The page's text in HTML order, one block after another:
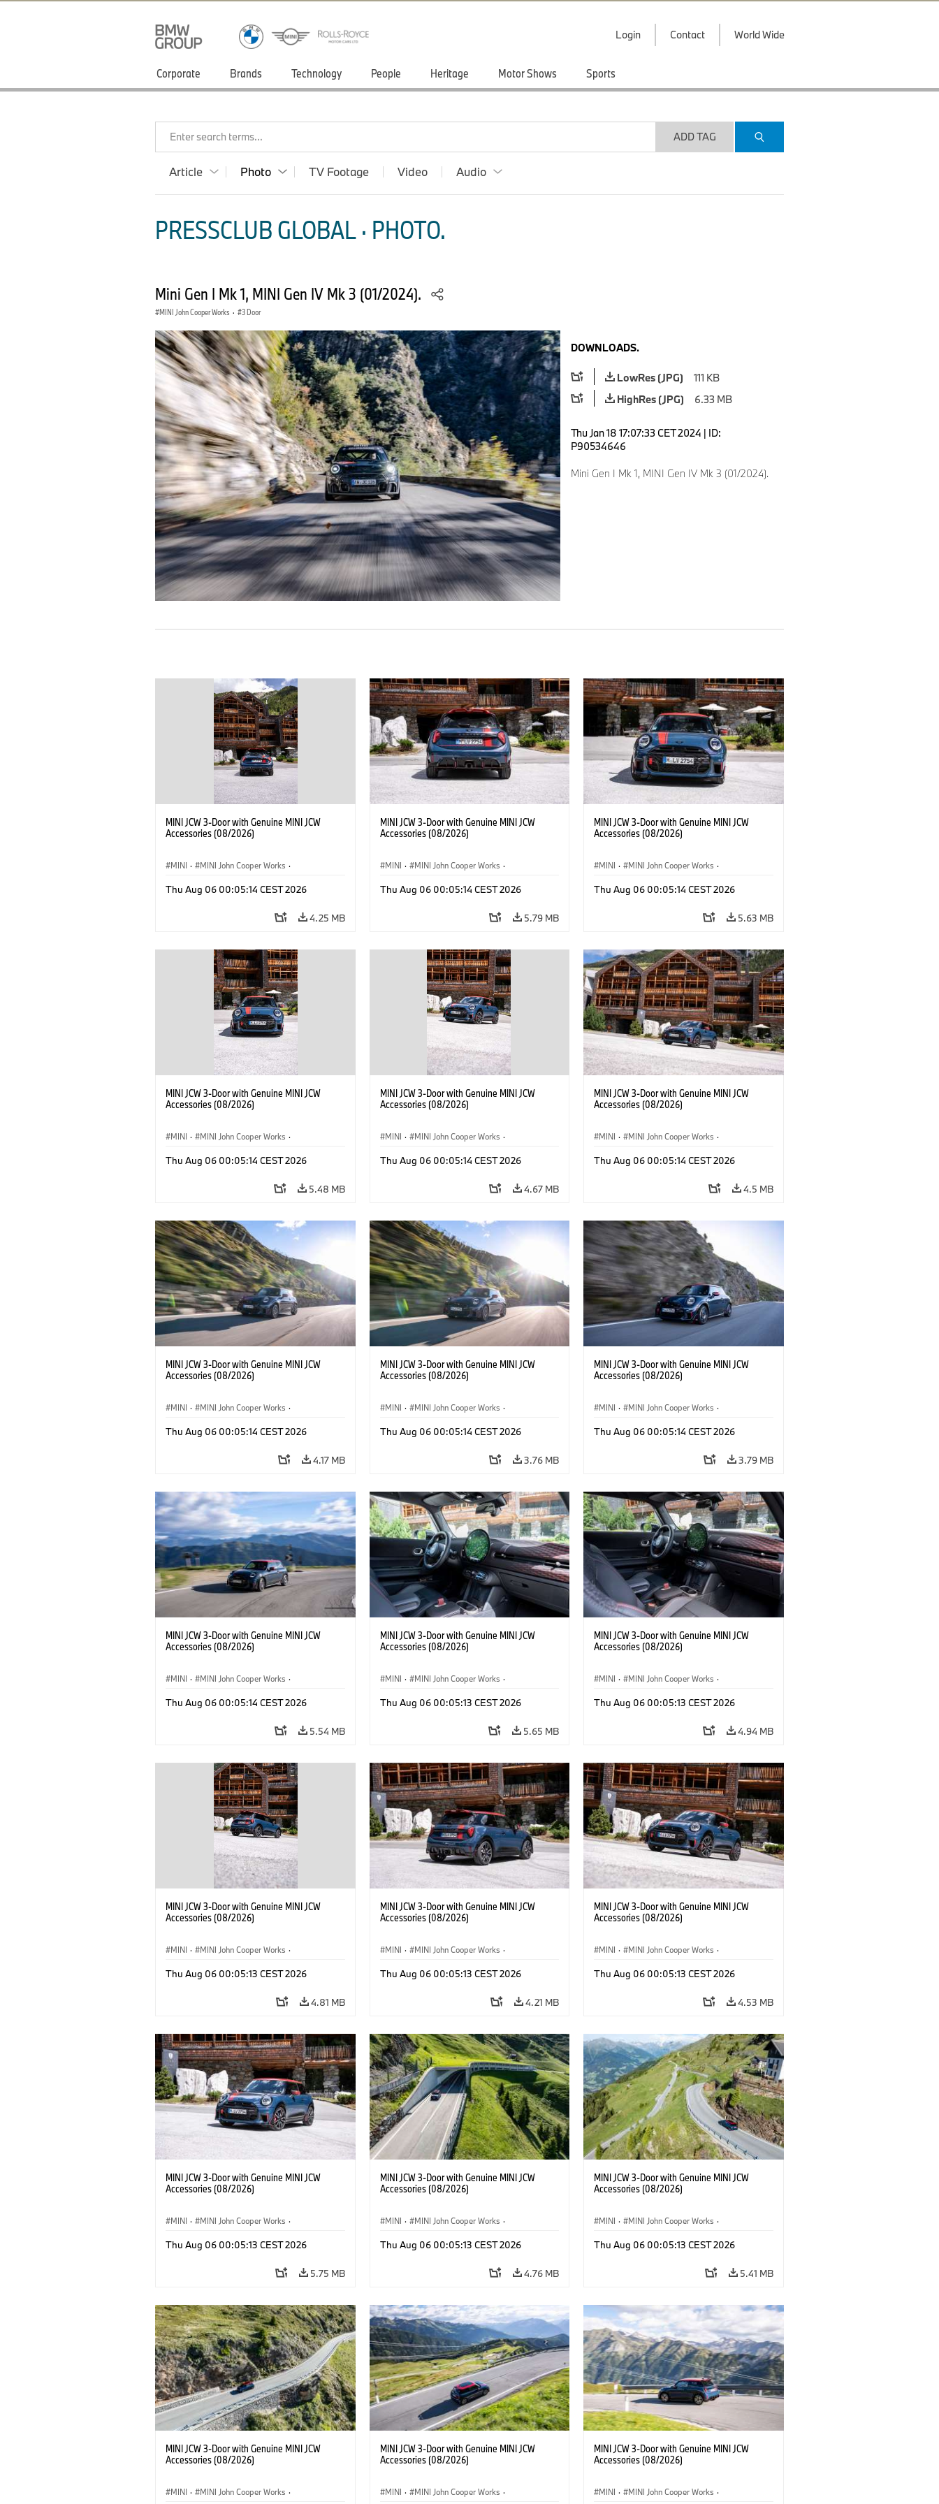
Login Contact World Wide
Corporate Brands Technology People Heritage Motor Shows Sports
Enter search terms... ADD TAG
Article Photo TV Footage Video Audio
PRESSCLUB GLOBAL · PHOTO.
Mini Gen I Mk 1, MINI Gen IV Mk 3 (01/2024).
MINI John Cooper Works · 3 Door
DOWNLOADS.
LowRes (JPG)
111 KB
HighRes (JPG)
6.33 MB
Thu Jan 18 17:07:33 CET 2024 | ID:
P90534646
Mini Gen I Mk 1, MINI Gen IV Mk 3 (01/2024).
MINI JCW 3-Door with Genuine MINI JCW
Accessories (08/2026)
MINI · MINI John Cooper Works ·
Optional Extras, Accessories
Thu Aug 06 00:05:14 CEST 2026
4.25 MB
MINI JCW 3-Door with Genuine MINI JCW
Accessories (08/2026)
MINI · MINI John Cooper Works ·
Optional Extras, Accessories
Thu Aug 06 00:05:14 CEST 2026
5.79 MB
MINI JCW 3-Door with Genuine MINI JCW
Accessories (08/2026)
MINI · MINI John Cooper Works ·
Optional Extras, Accessories
Thu Aug 06 00:05:14 CEST 2026
5.63 MB
MINI JCW 3-Door with Genuine MINI JCW
Accessories (08/2026)
MINI · MINI John Cooper Works ·
Optional Extras, Accessories
Thu Aug 06 00:05:14 CEST 2026
5.48 MB
MINI JCW 3-Door with Genuine MINI JCW
Accessories (08/2026)
MINI · MINI John Cooper Works ·
Optional Extras, Accessories
Thu Aug 06 00:05:14 CEST 2026
4.67 MB
MINI JCW 3-Door with Genuine MINI JCW
Accessories (08/2026)
MINI · MINI John Cooper Works ·
Optional Extras, Accessories
Thu Aug 06 00:05:14 CEST 2026
4.5 MB
MINI JCW 3-Door with Genuine MINI JCW
Accessories (08/2026)
MINI · MINI John Cooper Works ·
Optional Extras, Accessories
Thu Aug 06 00:05:14 CEST 2026
4.17 MB
MINI JCW 3-Door with Genuine MINI JCW
Accessories (08/2026)
MINI · MINI John Cooper Works ·
Optional Extras, Accessories
Thu Aug 06 00:05:14 CEST 2026
3.76 MB
MINI JCW 3-Door with Genuine MINI JCW
Accessories (08/2026)
MINI · MINI John Cooper Works ·
Optional Extras, Accessories
Thu Aug 06 00:05:14 CEST 2026
3.79 MB
MINI JCW 3-Door with Genuine MINI JCW
Accessories (08/2026)
MINI · MINI John Cooper Works ·
Optional Extras, Accessories
Thu Aug 06 00:05:14 CEST 2026
5.54 MB
MINI JCW 3-Door with Genuine MINI JCW
Accessories (08/2026)
MINI · MINI John Cooper Works ·
Optional Extras, Accessories
Thu Aug 06 00:05:13 CEST 2026
5.65 MB
MINI JCW 3-Door with Genuine MINI JCW
Accessories (08/2026)
MINI · MINI John Cooper Works ·
Optional Extras, Accessories
Thu Aug 06 00:05:13 CEST 2026
4.94 MB
MINI JCW 3-Door with Genuine MINI JCW
Accessories (08/2026)
MINI · MINI John Cooper Works ·
Optional Extras, Accessories
Thu Aug 06 00:05:13 CEST 2026
4.81 MB
MINI JCW 3-Door with Genuine MINI JCW
Accessories (08/2026)
MINI · MINI John Cooper Works ·
Optional Extras, Accessories
Thu Aug 06 00:05:13 CEST 2026
4.21 MB
MINI JCW 3-Door with Genuine MINI JCW
Accessories (08/2026)
MINI · MINI John Cooper Works ·
Optional Extras, Accessories
Thu Aug 06 00:05:13 CEST 2026
4.53 MB
MINI JCW 3-Door with Genuine MINI JCW
Accessories (08/2026)
MINI · MINI John Cooper Works ·
Optional Extras, Accessories
Thu Aug 06 00:05:13 CEST 2026
5.75 MB
MINI JCW 3-Door with Genuine MINI JCW
Accessories (08/2026)
MINI · MINI John Cooper Works ·
Optional Extras, Accessories
Thu Aug 06 00:05:13 CEST 2026
4.76 MB
MINI JCW 3-Door with Genuine MINI JCW
Accessories (08/2026)
MINI · MINI John Cooper Works ·
Optional Extras, Accessories
Thu Aug 06 00:05:13 CEST 2026
5.41 MB
MINI JCW 3-Door with Genuine MINI JCW
Accessories (08/2026)
MINI · MINI John Cooper Works ·
MINI JCW 3-Door with Genuine MINI JCW
Accessories (08/2026)
MINI · MINI John Cooper Works ·
MINI JCW 3-Door with Genuine MINI JCW
Accessories (08/2026)
MINI · MINI John Cooper Works ·